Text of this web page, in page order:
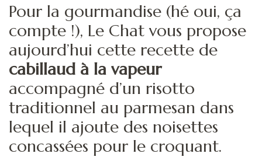
Pour la gourmandise (hé oui, ça
compte !), Le Chat vous propose
aujourd’hui cette recette de
cabillaud à la vapeur
accompagné d’un risotto
traditionnel au parmesan dans
lequel il ajoute des noisettes
concassées pour le croquant.